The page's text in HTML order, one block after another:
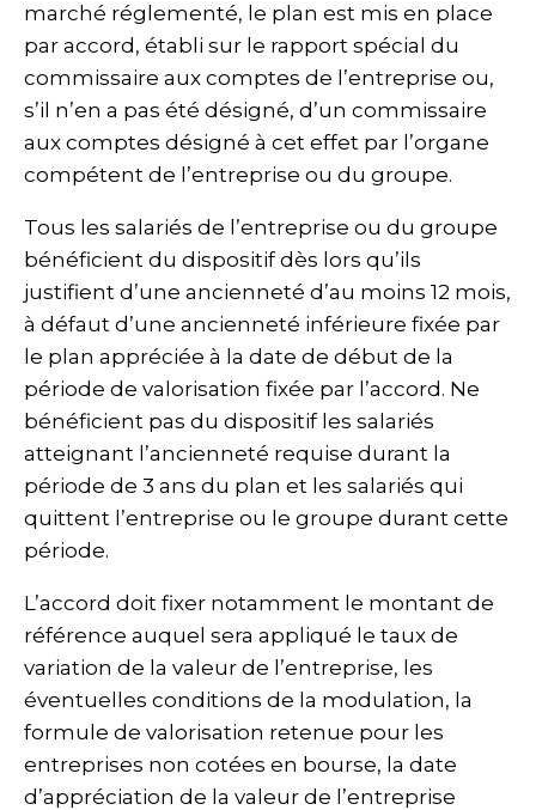
marché réglementé, le plan est mis en place
par accord, établi sur le rapport spécial du
commissaire aux comptes de l’entreprise ou,
s’il n’en a pas été désigné, d’un commissaire
aux comptes désigné à cet effet par l’organe
compétent de l’entreprise ou du groupe.
Tous les salariés de l’entreprise ou du groupe
bénéficient du dispositif dès lors qu’ils
justifient d’une ancienneté d’au moins 12 mois,
à défaut d’une ancienneté inférieure fixée par
le plan appréciée à la date de début de la
période de valorisation fixée par l’accord. Ne
bénéficient pas du dispositif les salariés
atteignant l’ancienneté requise durant la
période de 3 ans du plan et les salariés qui
quittent l’entreprise ou le groupe durant cette
période.
L’accord doit fixer notamment le montant de
référence auquel sera appliqué le taux de
variation de la valeur de l’entreprise, les
éventuelles conditions de la modulation, la
formule de valorisation retenue pour les
entreprises non cotées en bourse, la date
d’appréciation de la valeur de l’entreprise